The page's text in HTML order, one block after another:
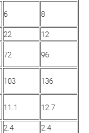
6
8
22
12
72
96
103
136
11.1
12.7
2.4
2.4